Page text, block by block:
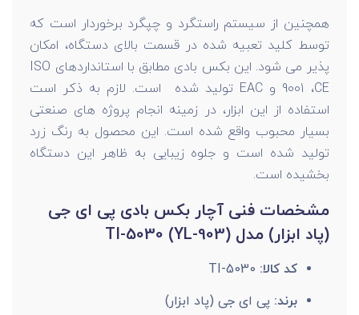
همچنین از سیستم راستگرد و چپگرد برخوردار است که
توسط کلید تعبیه شده در قسمت بالای دستگاه، امکان
پذیر می شود. این بکس بادی مطابق با استانداردهای ISO
9001 ،CE و EAC تولید شده است. لازم به ذکر است
استفاده از این ابزار، در زمینه انجام پروژه های صنعتی
بسیار محبوب واقع شده است. این محصول به رنگ زرد
تولید شده است و جلوه زیبایی به ظاهر این دستگاه
بخشیده است.
مشخصات فنی آچار بکس بادی پی ای جی
(پاد ابزار) مدل (TI-5030 (YL-903
کد کالا:
برند: پی ای جی (پاد ابزار)